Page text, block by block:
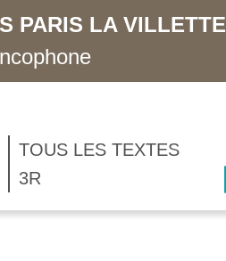
PARIS LA VILLETTE
TOUS LES TEXTES
3R